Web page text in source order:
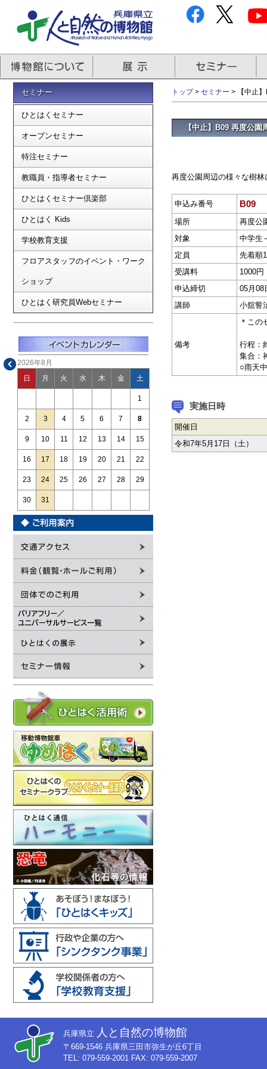
セミナー
ひとはくセミナー
オープンセミナー
特注セミナー
教職員・指導者セミナー
ひとはくセミナー倶楽部
ひとはく Kids
学校教育支援
フロアスタッフのイベント・ワーク
ショップ
ひとはく研究員Webセミナー
2026年8月
日 月 火 水 木 金 土
1
2 3 4 5 6 7 8
9 10 11 12 13 14 15
16 17 18 19 20 21 22
23 24 25 26 27 28 29
30 31
トップ> セミナー > 【中止
【中止】B09 再度公
再度公園周辺の様々な樹
申込み番号 B09
場所
再度公
対象
中学生
定員
先着順
受講料
1000円
申込締切
05月08
講師
小舘誓
備考
＊この
行程：
集合：
○雨天
実施日時
開催日
令和7年5月17日（土）
兵庫県立 人と自然の博物館
〒669-1546 兵庫県三田市弥生が丘6丁目
TEL: 079-559-2001 FAX: 079-559-2007